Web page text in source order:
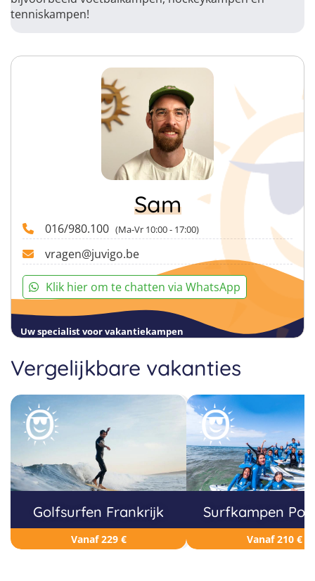
Sam
016/980.100 (Ma-Vr 10:00 - 17:00)
vragen@juvigo.be
Klik hier om te chatten via WhatsApp
Uw specialist voor vakantiekampen
tenniskampen!
Vergelijkbare vakanties
Golfsurfen Frankrijk
Vanaf 229 €
Surfkampen
Vanaf 210 €